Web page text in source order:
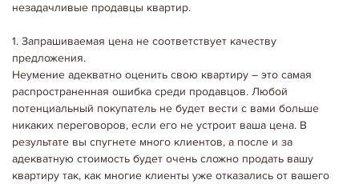
незадачливые продавцы квартир.
1. Запрашиваемая цена не соответствует качеству
предложения.
Неумение адекватно оценить свою квартиру – это самая
распространенная ошибка среди продавцов. Любой
потенциальный покупатель не будет вести с вами больше
никаких переговоров, если его не устроит ваша цена. В
результате вы спугнете много клиентов, а после и за
адекватную стоимость будет очень сложно продать вашу
квартиру так, как многие клиенты уже отказались от вашего